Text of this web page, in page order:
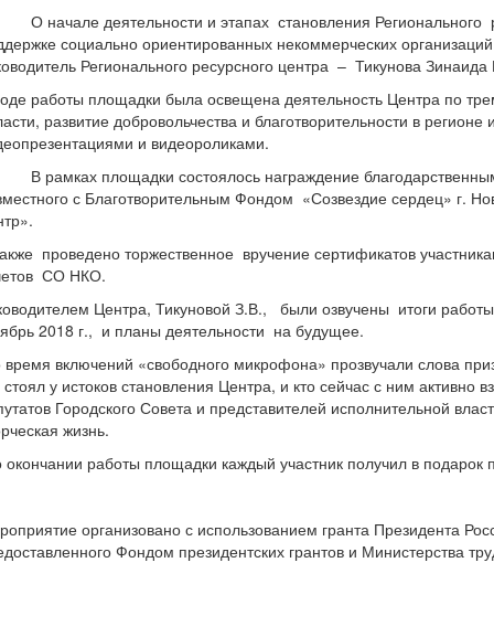
деятельности и этапах становления Регионального
социально ориентированных некоммерческих
Регионального ресурсного центра – Тикунова
работы площадки была освещена деятельность Центра по
развитие добровольчества и благотворительности в
и видеороликами.
площадки состоялось награждение
с Благотворительным Фондом «Созвездие сердец» г.
проведено торжественное вручение сертификатов
СО НКО.
Центра, Тикуновой З.В., были озвучены итоги
2018 г., и планы деятельности на будущее.
включений «свободного микрофона» прозвучали слова
стоял у истоков становления Центра, и кто сейчас с ним
Городского Совета и представителей исполнительной
жизнь.
работы площадки каждый участник получил в
организовано с использованием гранта Президента
Фондом президентских грантов и Министерства